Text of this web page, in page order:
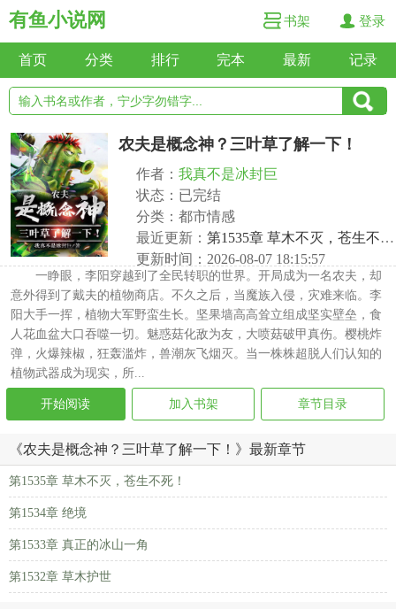
有鱼小说网 书架 登录
首页 分类 排行 完本 最新 记录
农夫是概念神？三叶草了解一下！
作者： 我真不是冰封巨
状态：已完结
分类：都市情感
最近更新： 第1535章 草木不灭，苍生不死！
更新时间：2026-08-07 18:15:57
一睁眼，李阳穿越到了全民转职的世界。开局成为一名农夫，却
意外得到了戴夫的植物商店。不久之后，当魔族入侵，灾难来临。李
阳大手一挥，植物大军野蛮生长。坚果墙高高耸立组成坚实壁垒，食
人花血盆大口吞噬一切。魅惑菇化敌为友，大喷菇破甲真伤。樱桃炸
弹，火爆辣椒，狂轰滥炸，兽潮灰飞烟灭。当一株株超脱人们认知的
植物武器成为现实，所...
开始阅读 加入书架 章节目录
《农夫是概念神？三叶草了解一下！》最新章节
第1535章 草木不灭，苍生不死！
第1534章 绝境
第1533章 真正的冰山一角
第1532章 草木护世